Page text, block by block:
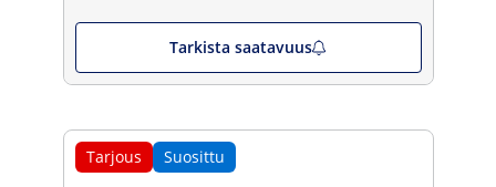
Tarkista saatavuus
Tarjous Suosittu